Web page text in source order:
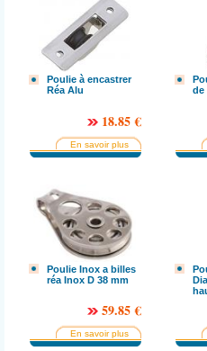
Poulie à encastrer
Réa Alu
18.85 €
En savoir plus
de
Poulie Inox a billes
réa Inox D 38 mm
59.85 €
En savoir plus